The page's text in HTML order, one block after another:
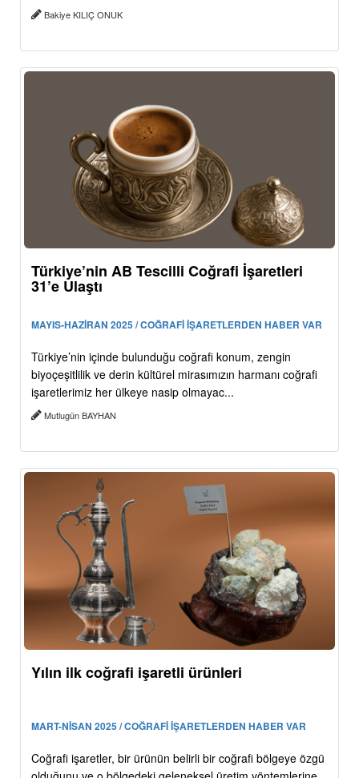
Bakiye KILIÇ ONUK
Türkiye’nin AB Tescilli Coğrafi İşaretleri
31’e Ulaştı
MAYIS-HAZİRAN 2025 / COĞRAFİ İŞARETLERDEN HABER VAR
Türkiye’nin içinde bulunduğu coğrafi konum, zengin
biyoçeşitlilik ve derin kültürel mirasımızın harmanı coğrafi
işaretlerimiz her ülkeye nasip olmayac...
Mutlugün BAYHAN
Yılın ilk coğrafi işaretli ürünleri
MART-NİSAN 2025 / COĞRAFİ İŞARETLERDEN HABER VAR
Coğrafi işaretler, bir ürünün belirli bir coğrafi bölgeye özgü